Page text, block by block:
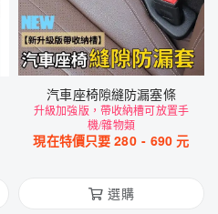
汽車座椅隙縫防漏塞條
升級加強版，帶收納槽可放置手
機/雜物類
現在特價只要280 - 690 元
選購